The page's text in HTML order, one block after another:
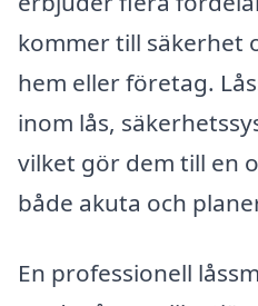
kommer till säkerhet
hem eller företag.
inom lås,
vilket gör dem till en
både akuta och
En professionell